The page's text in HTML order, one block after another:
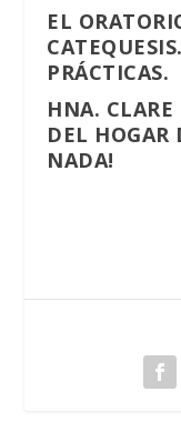
EL
PRÁCTICAS.
HNA. CLARE
DEL HOGAR
NADA!